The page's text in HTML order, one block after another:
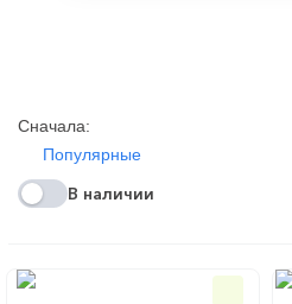
Сначала:
Популярные
В наличии